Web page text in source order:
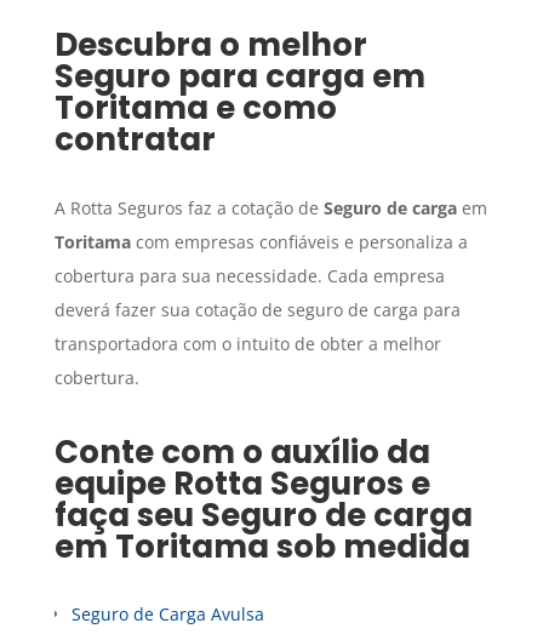
Descubra o melhor
Seguro para carga em
Toritama e como
contratar
A Rotta Seguros faz a cotação de Seguro de cargaem
Toritamacom empresas confiáveis e personaliza a
cobertura para sua necessidade. Cada empresa
deverá fazer sua cotação de seguro de carga para
transportadora com o intuito de obter a melhor
cobertura.
Conte com o auxílio da
equipe Rotta Seguros e
faça seu Seguro de carga
em Toritamasob medida
Seguro de Carga Avulsa